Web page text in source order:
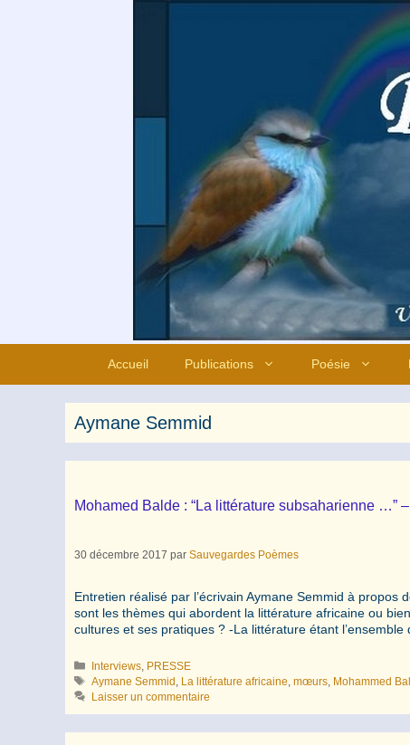
Accueil Publications Poésie
Aymane Semmid
Mohamed Balde : “La littérature subsaharienne …”
30 décembre 2017 par Sauvegardes Poèmes
Entretien réalisé par l’écrivain Aymane Semmid à
sont les thèmes qui abordent la littérature africaine ou
cultures et ses pratiques ? -La littérature étant
Catégories
Interviews PRESSE
Étiquettes
Aymane Semmid La littérature africaine ,mœurs Mohammed
Laisser un commentaire